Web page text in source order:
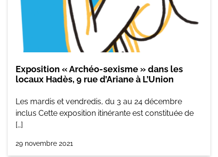
Exposition « Archéo-sexisme » dans les
locaux Hadès, 9 rue d’Ariane à L’Union
Les mardis et vendredis, du 3 au 24 décembre
inclus Cette exposition itinérante est constituée de
[…]
29 novembre 2021